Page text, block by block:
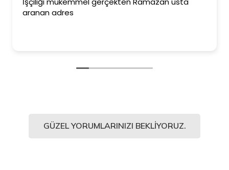
aranan adres
GÜZEL YORUMLARINIZI BEKLIYORUZ.